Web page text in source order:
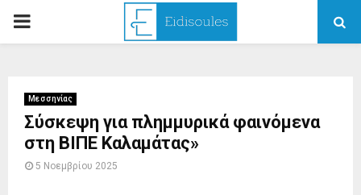
PRIMARY
Μεσσηνίας
Σύσκεψη για πλημμυρικά φαινόμενα
στη ΒΙΠΕ Καλαμάτας»
5 Νοεμβρίου 2025